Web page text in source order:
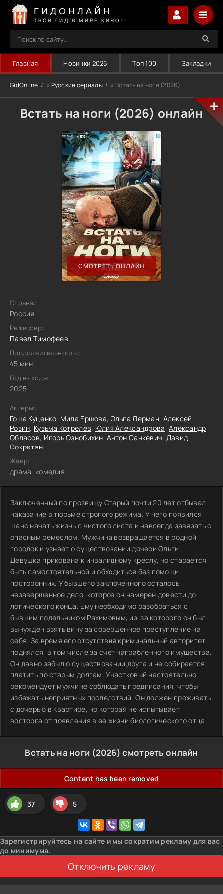
ГИДОНЛАЙН
ТВОЙ ГИД В МИРЕ КИНО!
Главная Новинки 2025 Топ 100 Закладки
GidOnline » Русские сериалы » Встать на ноги (2026)
Встать на ноги (2026) онлайн
СМОТРЕТЬ ОНЛАЙН
Страна:
Россия
Режиссер:
Павел Тимофеев
Продолжительность:
45 мин
Год выхода:
2025
Актеры:
Гоша Куценко, Мила Ершова, Ольга Лерман, Алексей
Розин, Кузьма Котрелёв, Юлия Александрова,Александр
Обласов, Игорь Ознобихин,Антон Санкевич, Давид
Сократян
Жанр:
драма, комедия
Заключенный по прозвищу Старый почти 20 лет отбывал
наказание в тюрьме строгого режима. У него появился
шанс начать жизнь с чистого листа и навсегда завязать с
опасным ремеслом. Мужчина возвращается в родной
городок и узнает о существовании дочери Ольги.
Девушка прикована к инвалидному креслу, но старается
быть самостоятельной и обходиться без помощи
посторонних. У бывшего заключенного осталось
незавершенное дело, которое он намерен довести до
логического конца. Ему необходимо разобраться с
бывшим подельником Рахимовым, из-за которого он был
вынужден взять вину за совершенное преступление на
себя. За время его отсутствия криминальный авторитет
поднялся, в том числе за счет награбленного имущества.
Он давно забыл о существовании друга и не собирается
платить по старым долгам. Участковый настоятельно
рекомендует мужчине соблюдать предписания, чтобы
избежать неприятных последствий. Он должен проживать
с дочерью в квартире, но которая не испытывает
восторга от появления в ее жизни биологического отца.
Встать на ноги (2026) смотреть онлайн
Content has been removed
37 5
Зарегистрируйтесь на сайте и мы сократим рекламу для вас
до минимума.
Отключить рекламу